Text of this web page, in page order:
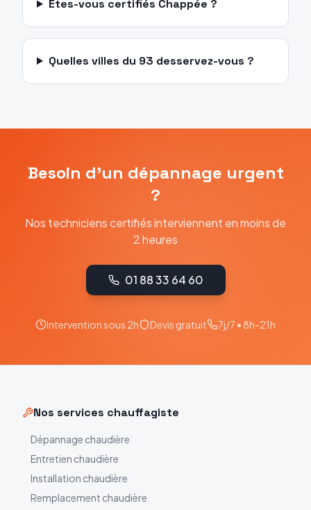
Êtes-vous certifiés Chappée ?
Quelles villes du 93 desservez-vous ?
Besoin d'un dépannage urgent
?
Nos techniciens certifiés interviennent en moins de
2 heures
01 88 33 64 60
Intervention sous 2h Devis gratuit 7j/7 • 8h-21h
Nos services chauffagiste
Dépannage chaudière
Entretien chaudière
Installation chaudière
Remplacement chaudière